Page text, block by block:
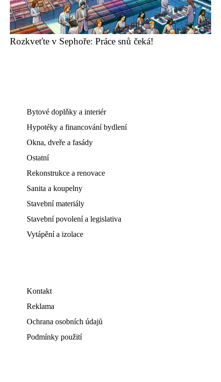
Rozkveťte v Sephoře: Práce snů čeká!
Bytové doplňky a interiér
Hypotéky a financování bydlení
Okna, dveře a fasády
Ostatní
Rekonstrukce a renovace
Sanita a koupelny
Stavební materiály
Stavební povolení a legislativa
Vytápění a izolace
Kontakt
Reklama
Ochrana osobních údajů
Podmínky použití